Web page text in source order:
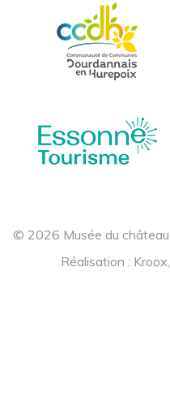
© 2026 Musée du
Réalisation :